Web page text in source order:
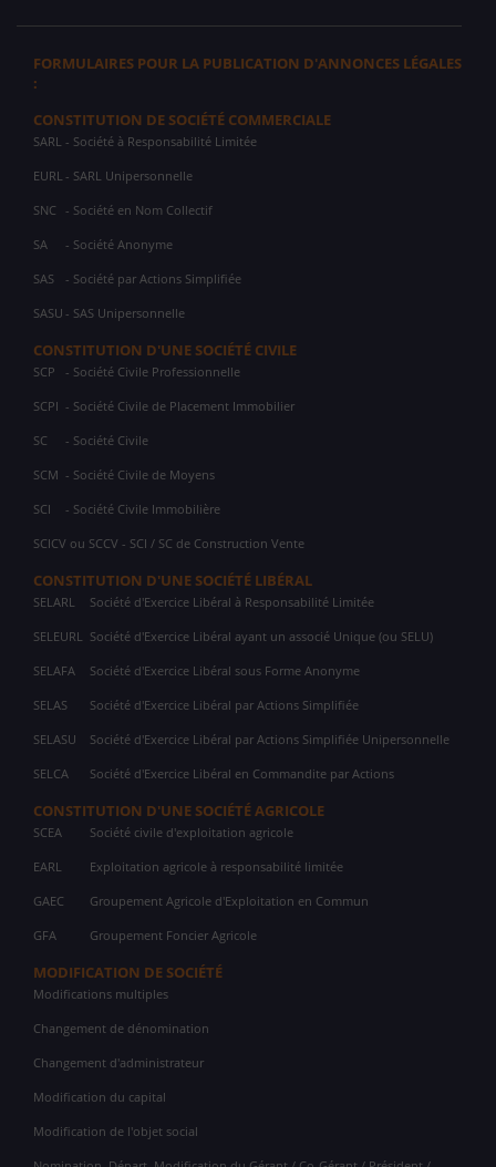
FORMULAIRES POUR LA PUBLICATION D'ANNONCES LÉGALES
:
CONSTITUTION DE SOCIÉTÉ COMMERCIALE
SARL - Société à Responsabilité Limitée
EURL - SARL Unipersonnelle
SNC - Société en Nom Collectif
SA - Société Anonyme
SAS - Société par Actions Simplifiée
SASU - SAS Unipersonnelle
CONSTITUTION D'UNE SOCIÉTÉ CIVILE
SCP - Société Civile Professionnelle
SCPI - Société Civile de Placement Immobilier
SC - Société Civile
SCM - Société Civile de Moyens
SCI - Société Civile Immobilière
SCICV ou SCCV - SCI / SC de Construction Vente
CONSTITUTION D'UNE SOCIÉTÉ LIBÉRAL
SELARL Société d'Exercice Libéral à Responsabilité Limitée
SELEURL Société d'Exercice Libéral ayant un associé Unique (ou SELU)
SELAFA Société d'Exercice Libéral sous Forme Anonyme
SELAS Société d'Exercice Libéral par Actions Simplifiée
SELASU Société d'Exercice Libéral par Actions Simplifiée Unipersonnelle
SELCA Société d'Exercice Libéral en Commandite par Actions
CONSTITUTION D'UNE SOCIÉTÉ AGRICOLE
SCEA Société civile d'exploitation agricole
EARL Exploitation agricole à responsabilité limitée
GAEC Groupement Agricole d'Exploitation en Commun
GFA Groupement Foncier Agricole
MODIFICATION DE SOCIÉTÉ
Modifications multiples
Changement de dénomination
Changement d'administrateur
Modification du capital
Modification de l'objet social